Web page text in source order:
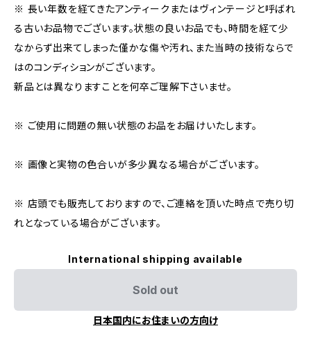
※ 長い年数を経てきたアンティークまたはヴィンテージと呼ばれ
る古いお品物でございます。状態の良いお品でも、時間を経て少
なからず出来てしまった僅かな傷や汚れ、また当時の技術ならで
はのコンディションがございます。
新品とは異なりますことを何卒ご理解下さいませ。
※ ご使用に問題の無い状態のお品をお届けいたします。
※ 画像と実物の色合いが多少異なる場合がございます。
※ 店頭でも販売しておりますので、ご連絡を頂いた時点で売り切
れとなっている場合がございます。
International shipping available
Sold out
日本国内にお住まいの方向け